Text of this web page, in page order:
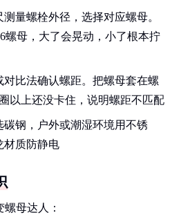
测量螺栓外径，选择对应螺母。
螺母，大了会晃动，小了根本拧
对比法确认螺距。把螺母套在螺
以上还没卡住，说明螺距不匹配
碳钢，户外或潮湿环境用不锈
材质防静电
母达人：